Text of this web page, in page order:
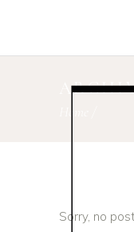
Sorry, no